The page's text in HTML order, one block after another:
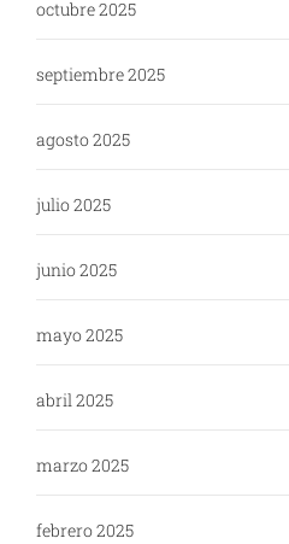
octubre 2025
septiembre 2025
agosto 2025
julio 2025
junio 2025
mayo 2025
abril 2025
marzo 2025
febrero 2025